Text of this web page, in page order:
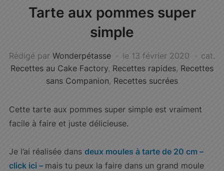
Tarte aux pommes super
simple
Rédigé par Wonderpétasse le 13 février 2020
cat.
Recettes au Cake Factory, Recettes rapides, Recettes
sans Companion, Recettes sucrées
Cette tarte aux pommes super simple est vraiment
facile à faire et juste délicieuse.
Je l’ai réalisée dans deux moules à tarte de 20 cm –
click ici – mais tu peux la faire dans un grand moule